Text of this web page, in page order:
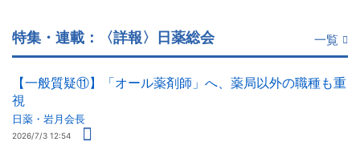
特集・連載：〈詳報〉日薬総会 一覧
【一般質疑⑪】「オール薬剤師」へ、薬局以外の職種も重
視
日薬・岩月会長
2026/7/3 12:54